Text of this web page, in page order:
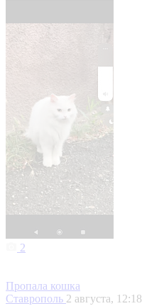
2
Пропала кошка
Ставрополь 2 августа, 12:18